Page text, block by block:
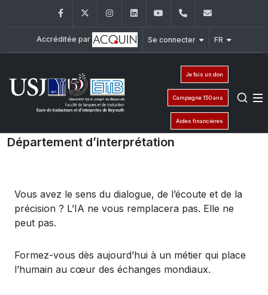
FacebookTwitter InstagramLinkedInYouTube+961 (1) 421 000
Accréditée par Se connecter FR
Je fais un don
Campagne 150 ans
Aides financières
Département d’interprétation
Vous avez le sens du dialogue, de l’écoute et de la
précision ? L’IA ne vous remplacera pas. Elle ne
peut pas.
Formez-vous dès aujourd’hui à un métier qui place
l’humain au cœur des échanges mondiaux.